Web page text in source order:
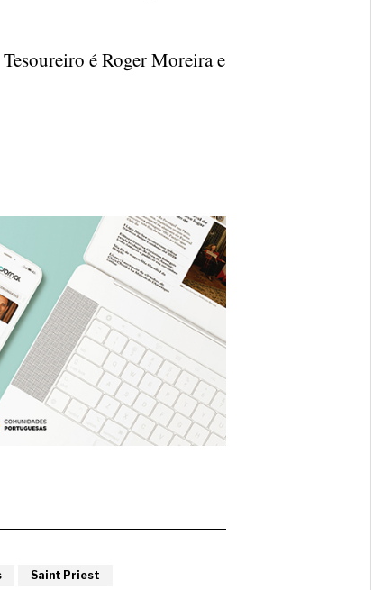
é Roger Moreira e
Saint Priest